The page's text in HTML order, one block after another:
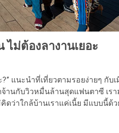
ไม่ต้องลางานเยอะ
แนะนำที่เที่ยวตามรอยง่ายๆ กับเ
านกับวิวหมื่นล้านสุดแฟนตาซี เร
ว่าใกล้บ้านเราแค่เนี้ย มีแบบนี้ด้ว